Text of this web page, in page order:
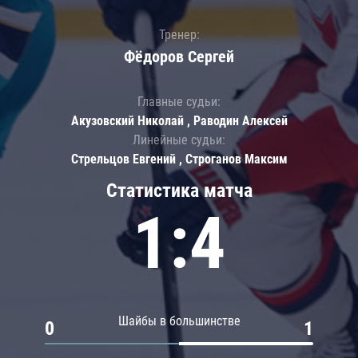
Статистика матча
1:4
Шайбы в большинстве
0 1
Тренер:
Фёдоров Сергей
Главные судьи:
Акузовский Николай , Раводин Алексей
Линейные судьи:
Стрельцов Евгений , Строганов Максим